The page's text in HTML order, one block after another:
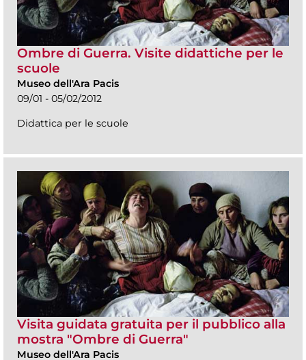
Ombre di Guerra. Visite didattiche per le
scuole
Museo dell'Ara Pacis
09/01 - 05/02/2012
Didattica per le scuole
Visita guidata gratuita per il pubblico alla
mostra "Ombre di Guerra"
Museo dell'Ara Pacis